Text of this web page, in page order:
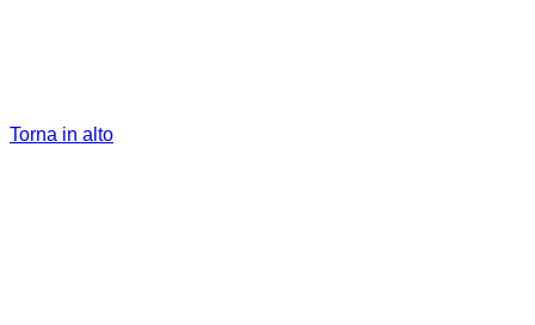
Torna in alto